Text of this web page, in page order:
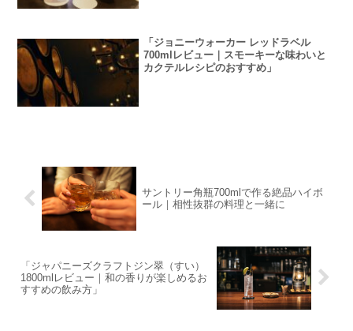
「ジョニーウォーカー レッドラベル
700mlレビュー｜スモーキーな味わいと
カクテルレシピのおすすめ」
サントリー角瓶700mlで作る絶品ハイボ
ール｜相性抜群の料理と一緒に
「ジャパニーズクラフトジン翠（すい）
1800mlレビュー｜和の香りが楽しめるお
すすめの飲み方」